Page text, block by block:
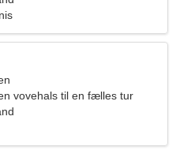
vovehals til en fælles tur